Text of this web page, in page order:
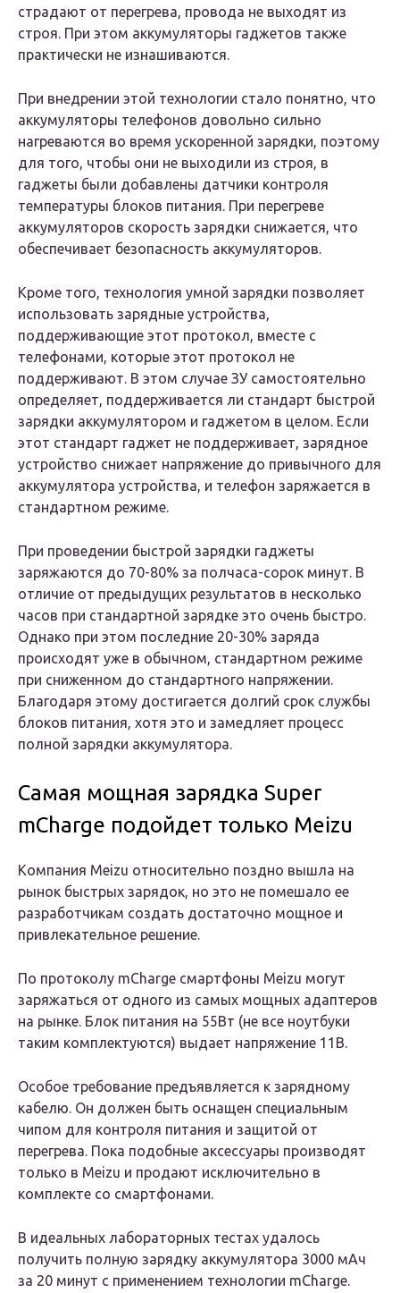
страдают от перегрева, провода не выходят из
строя. При этом аккумуляторы гаджетов также
практически не изнашиваются.
При внедрении этой технологии стало понятно, что
аккумуляторы телефонов довольно сильно
нагреваются во время ускоренной зарядки, поэтому
для того, чтобы они не выходили из строя, в
гаджеты были добавлены датчики контроля
температуры блоков питания. При перегреве
аккумуляторов скорость зарядки снижается, что
обеспечивает безопасность аккумуляторов.
Кроме того, технология умной зарядки позволяет
использовать зарядные устройства,
поддерживающие этот протокол, вместе с
телефонами, которые этот протокол не
поддерживают. В этом случае ЗУ самостоятельно
определяет, поддерживается ли стандарт быстрой
зарядки аккумулятором и гаджетом в целом. Если
этот стандарт гаджет не поддерживает, зарядное
устройство снижает напряжение до привычного для
аккумулятора устройства, и телефон заряжается в
стандартном режиме.
При проведении быстрой зарядки гаджеты
заряжаются до 70-80% за полчаса-сорок минут. В
отличие от предыдущих результатов в несколько
часов при стандартной зарядке это очень быстро.
Однако при этом последние 20-30% заряда
происходят уже в обычном, стандартном режиме
при сниженном до стандартного напряжении.
Благодаря этому достигается долгий срок службы
блоков питания, хотя это и замедляет процесс
полной зарядки аккумулятора.
Самая мощная зарядка Super
mCharge подойдет только Meizu
Компания Meizu относительно поздно вышла на
рынок быстрых зарядок, но это не помешало ее
разработчикам создать достаточно мощное и
привлекательное решение.
По протоколу mCharge смартфоны Meizu могут
заряжаться от одного из самых мощных адаптеров
на рынке. Блок питания на 55Вт (не все ноутбуки
таким комплектуются) выдает напряжение 11В.
Особое требование предъявляется к зарядному
кабелю. Он должен быть оснащен специальным
чипом для контроля питания и защитой от
перегрева. Пока подобные аксессуары производят
только в Meizu и продают исключительно в
комплекте со смартфонами.
В идеальных лабораторных тестах удалось
получить полную зарядку аккумулятора 3000 мАч
за 20 минут с применением технологии mCharge.